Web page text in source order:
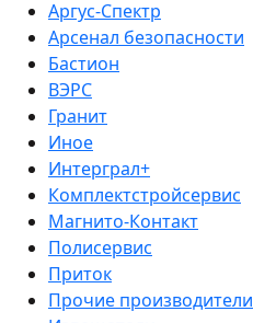
Аргус-Спектр
Арсенал безопасности
Бастион
ВЭРС
Гранит
Иное
Интерграл+
Комплектстройсервис
Магнито-Контакт
Полисервис
Приток
Прочие производители